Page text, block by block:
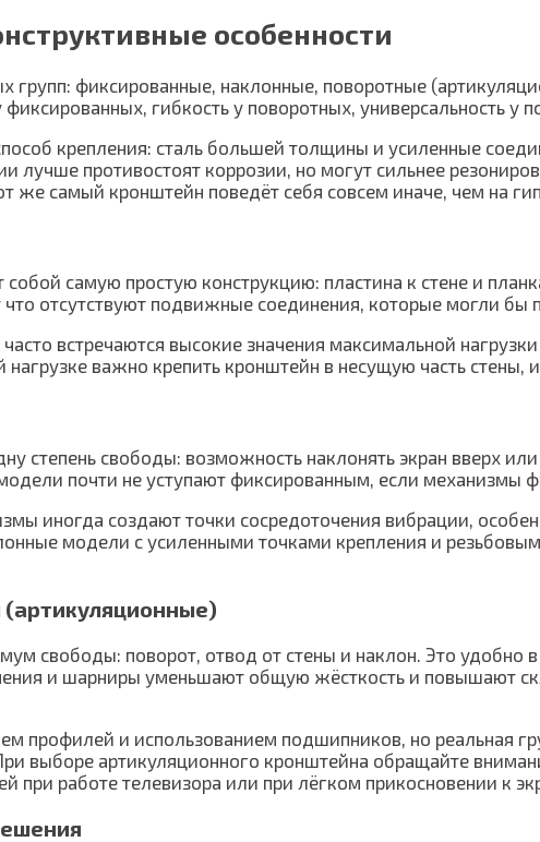
особенности
групп: фиксированные, наклонные, поворотные
гибкость у поворотных, универсальность у
крепления: сталь большей толщины и усиленные
лучше противостоят коррозии, но могут сильнее
же самый кронштейн поведёт себя совсем иначе, чем на
самую простую конструкцию: пластина к стене и
отсутствуют подвижные соединения, которые могли бы
встречаются высокие значения максимальной
важно крепить кронштейн в несущую часть стены,
свободы: возможность наклонять экран вверх
почти не уступают фиксированным, если
иногда создают точки сосредоточения вибрации,
модели с усиленными точками крепления и
свободы: поворот, отвод от стены и наклон. Это удобно
и шарниры уменьшают общую жёсткость и повышают
профилей и использованием подшипников, но реальная
выборе артикуляционного кронштейна обращайте
при работе телевизора или при лёгком прикосновении к